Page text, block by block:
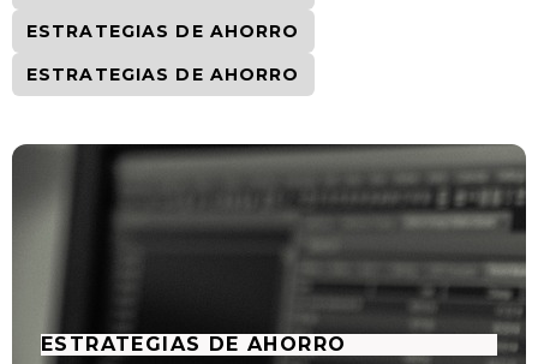
ESTRATEGIAS DE AHORRO
ESTRATEGIAS DE AHORRO
ESTRATEGIAS DE AHORRO